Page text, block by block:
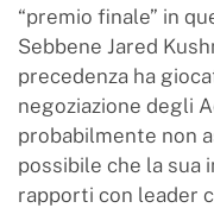
“premio finale” in
Sebbene Jared
precedenza ha
negoziazione degli
probabilmente non
possibile che la sua
rapporti con leader